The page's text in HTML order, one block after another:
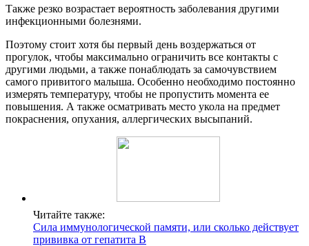
Также резко возрастает вероятность заболевания другими
инфекционными болезнями.
Поэтому стоит хотя бы первый день воздержаться от
прогулок, чтобы максимально ограничить все контакты с
другими людьми, а также понаблюдать за самочувствием
самого привитого малыша. Особенно необходимо постоянно
измерять температуру, чтобы не пропустить момента ее
повышения. А также осматривать место укола на предмет
покраснения, опухания, аллергических высыпаний.
Читайте также:
Сила иммунологической памяти, или сколько действует
прививка от гепатита B